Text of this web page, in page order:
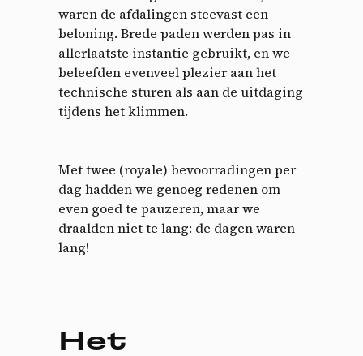
waren de afdalingen steevast een
beloning. Brede paden werden pas in
allerlaatste instantie gebruikt, en we
beleefden evenveel plezier aan het
technische sturen als aan de uitdaging
tijdens het klimmen.
Met twee (royale) bevoorradingen per
dag hadden we genoeg redenen om
even goed te pauzeren, maar we
draalden niet te lang: de dagen waren
lang!
Het